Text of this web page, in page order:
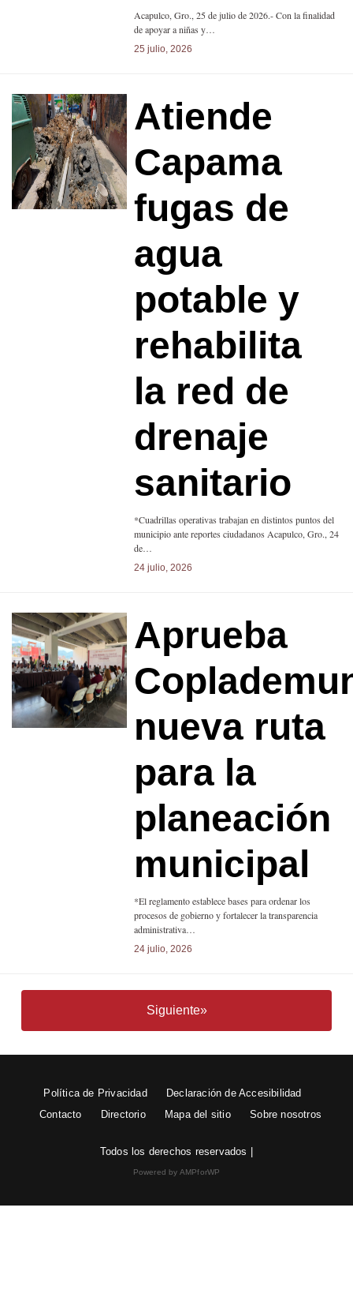
Acapulco, Gro., 25 de julio de 2026.- Con la finalidad
de apoyar a niñas y…
25 julio, 2026
Atiende
Capama
fugas de
agua
potable y
rehabilita
la red de
drenaje
sanitario
*Cuadrillas operativas trabajan en distintos puntos del
municipio ante reportes ciudadanos Acapulco, Gro., 24
de…
24 julio, 2026
Aprueba
nueva ruta
para la
planeación
municipal
*El reglamento establece bases para ordenar los
procesos de gobierno y fortalecer la transparencia
administrativa…
24 julio, 2026
Siguiente»
Política de Privacidad
Declaración de Accesibilidad
Contacto
Directorio Mapa del sitio Sobre nosotros
Todos los derechos reservados |
Powered by AMPforWP